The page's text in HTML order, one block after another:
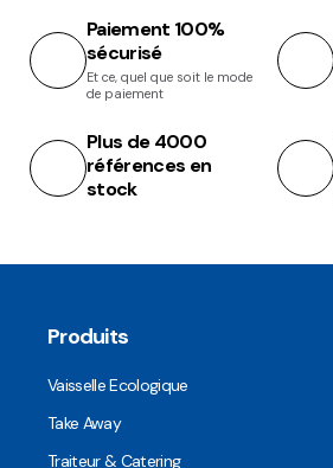
Paiement 100%
sécurisé
Et ce, quel que soit le mode
de paiement
Plus de 4000
références en
stock
Produits
Vaisselle Ecologique
Take Away
Traiteur & Catering